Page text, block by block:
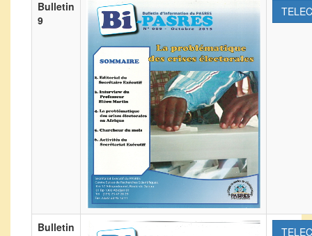
Bulletin
9
Bulletin